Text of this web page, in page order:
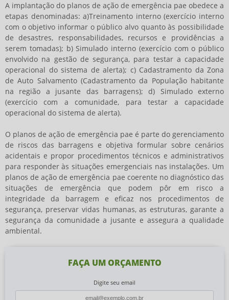
A implantação do planos de ação de emergência pae obedece a
etapas denominadas: a)Treinamento interno (exercício interno
com o objetivo informar o público alvo quanto às possibilidade
de desastres, responsabilidades, recursos e providências a
serem tomadas); b) Simulado interno (exercício com o público
envolvido na gestão de segurança, para testar a capacidade
operacional do sistema de alerta); c) Cadastramento da Zona
de Auto Salvamento (Cadastramento da População habitante
na região a jusante das barragens); d) Simulado externo
(exercício com a comunidade, para testar a capacidade
operacional do sistema de alerta).
O planos de ação de emergência pae é parte do gerenciamento
de riscos das barragens e objetiva formular sobre cenários
acidentais e propor procedimentos técnicos e administrativos
para responder às situações emergenciais nas instalações. Um
planos de ação de emergência pae coerente no diagnóstico das
situações de emergência que podem pôr em risco a
integridade da barragem e eficaz nos procedimentos de
segurança, preservar vidas humanas, as estruturas, garante a
segurança da comunidade a jusante e assegura a qualidade
ambiental.
FAÇA UM ORÇAMENTO
Digite seu email